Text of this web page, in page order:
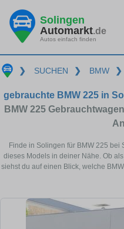
Solingen
Automarkt.de
Autos einfach finden
❯ SUCHEN ❯ BMW ❯
gebrauchte BMW 225 in
BMW 225
Finde in Solingen für BMW 225 bei
dieses Models in deiner Nähe. Ob
siehst du auf einen Blick, welche